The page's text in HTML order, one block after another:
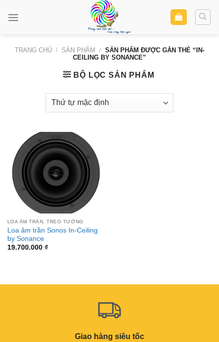
TRANG CHỦ / SẢN PHẨM / SẢN PHẨM ĐƯỢC GẮN THẺ “IN-
CEILING BY SONANCE”
BỘ LỌC SẢN PHẨM
LOA ÂM TRẦN, TREO TƯỜNG
Loa âm trần Sonos In-Ceiling
by Sonance
19.700.000 ₫
Giao hàng siêu tốc